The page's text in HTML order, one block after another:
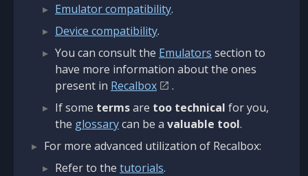
Emulator compatibility.
Device compatibility.
You can consult the Emulators section to
have more information about the ones
present in Recalbox
.
If some termsare too technical for you,
the glossarycan be a valuable tool.
For more advanced utilization of Recalbox:
Refer to the tutorials.